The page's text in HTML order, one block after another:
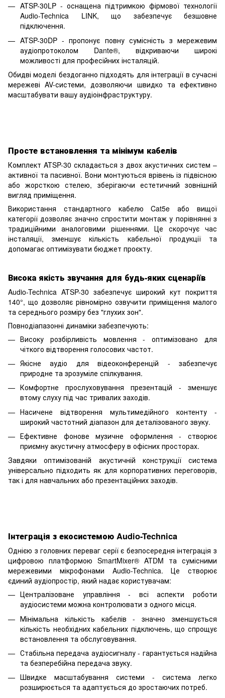
ATSP-30LP - оснащена підтримкою фірмової технології
Audio-Technica LINK, що забезпечує безшовне
підключення.
ATSP-30DP - пропонує повну сумісність з мережевим
аудіопротоколом Dante®, відкриваючи широкі
можливості для професійних інсталяцій.
Обидві моделі бездоганно підходять для інтеграції в сучасні
мережеві AV-системи, дозволяючи швидко та ефективно
масштабувати вашу аудіоінфраструктуру.
Просте встановлення та мінімум кабелів
Комплект ATSP-30 складається з двох акустичних систем –
активної та пасивної. Вони монтуються врівень із підвісною
або жорсткою стелею, зберігаючи естетичний зовнішній
вигляд приміщення.
Використання стандартного кабелю Cat5e або вищої
категорії дозволяє значно спростити монтаж у порівнянні з
традиційними аналоговими рішеннями. Це скорочує час
інсталяції, зменшує кількість кабельної продукції та
допомагає оптимізувати бюджет проєкту.
Висока якість звучання для будь-яких сценаріїв
Audio-Technica ATSP-30 забезпечує широкий кут покриття
140°, що дозволяє рівномірно озвучити приміщення малого
та середнього розміру без "глухих зон".
Повнодіапазонні динаміки забезпечують:
Високу розбірливість мовлення - оптимізовано для
чіткого відтворення голосових частот.
Якісне аудіо для відеоконференцій - забезпечує
природне та зрозуміле спілкування.
Комфортне прослуховування презентацій - зменшує
втому слуху під час тривалих заходів.
Насичене відтворення мультимедійного контенту -
широкий частотний діапазон для деталізованого звуку.
Ефективне фонове музичне оформлення - створює
приємну акустичну атмосферу в офісних просторах.
Завдяки оптимізованій акустичній конструкції система
універсально підходить як для корпоративних переговорів,
так і для навчальних або презентаційних заходів.
Інтеграція з екосистемою Audio-Technica
Однією з головних переваг серії є безпосередня інтеграція з
цифровою платформою SmartMixer® ATDM та сумісними
мережевими мікрофонами Audio-Technica. Це створює
єдиний аудіопростір, який надає користувачам:
Централізоване управління - всі аспекти роботи
аудіосистеми можна контролювати з одного місця.
Мінімальна кількість кабелів - значно зменшується
кількість необхідних кабельних підключень, що спрощує
встановлення та обслуговування.
Стабільна передача аудіосигналу - гарантується надійна
та безперебійна передача звуку.
Швидке масштабування системи - система легко
розширюється та адаптується до зростаючих потреб.